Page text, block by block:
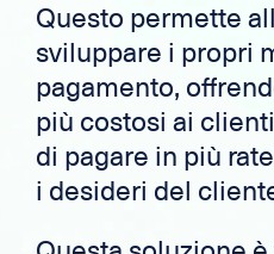
Questo permette
sviluppare i propri
pagamento,
più costosi ai
di pagare in più
i desideri del